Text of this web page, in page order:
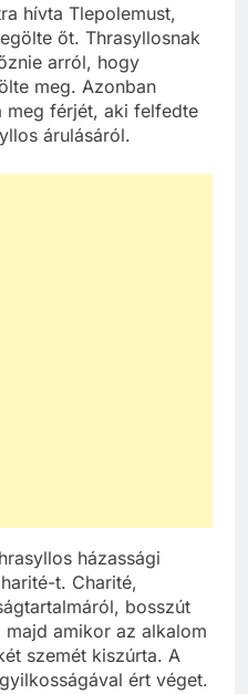
hívta Tlepolemust,
őt. Thrasyllosnak
arról, hogy
meg. Azonban
meg férjét, aki felfedte
árulásáról.
házassági
t. Charité,
bosszút
amikor az alkalom
szemét kiszúrta. A
ért véget.